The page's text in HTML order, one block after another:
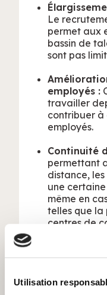
Utilisation
Le
permet aux
bassin de
sont pas
employés :
travailler
contribuer à
employés.
Continuité
permettant
distance,
une
même en
telles que la
centres de
travailler